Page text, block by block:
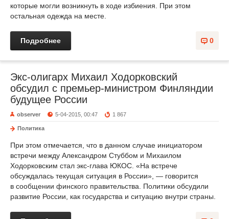
которые могли возникнуть в ходе избиения. При этом
остальная одежда на месте.
0
Подробнее
Экс-олигарх Михаил Ходорковский
обсудил с премьер-министром Финляндии
будущее России
observer 5-04-2015, 00:47 1 867
Политика
При этом отмечается, что в данном случае инициатором
встречи между Александром Стуббом и Михаилом
Ходорковским стал экс-глава ЮКОС. «На встрече
обсуждалась текущая ситуация в России», — говорится
в сообщении финского правительства. Политики обсудили
развитие России, как государства и ситуацию внутри страны.